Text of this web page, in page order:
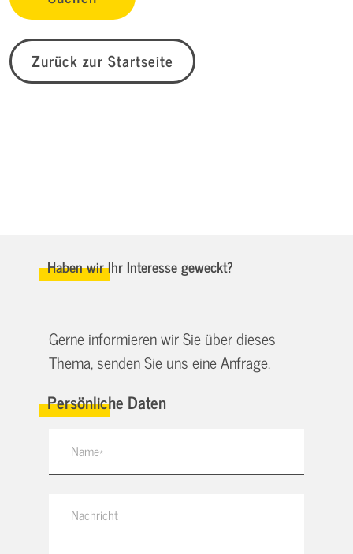
Zurück zur Startseite
Haben wir Ihr Interesse geweckt?
Gerne informieren wir Sie über dieses
Thema, senden Sie uns eine Anfrage.
Persönliche Daten